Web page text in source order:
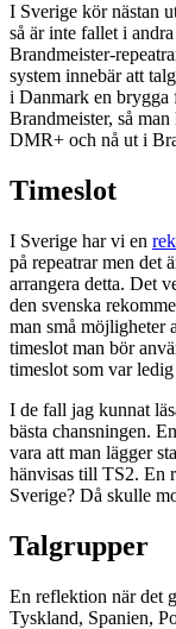
I Sverige kör nästan
så är inte fallet i
Brandmeister-
system innebär att
i Danmark en
Brandmeister, så
DMR+ och nå ut i
Timeslot
I Sverige har vi en
på repeatrar men det
arrangera detta. Det
den svenska
man små möjligheter
timeslot man bör
timeslot som var
I de fall jag kunnat
bästa chansningen.
vara att man lägger
hänvisas till TS2. En
Sverige? Då skulle
Talgrupper
En reflektion när det
Tyskland, Spanien,